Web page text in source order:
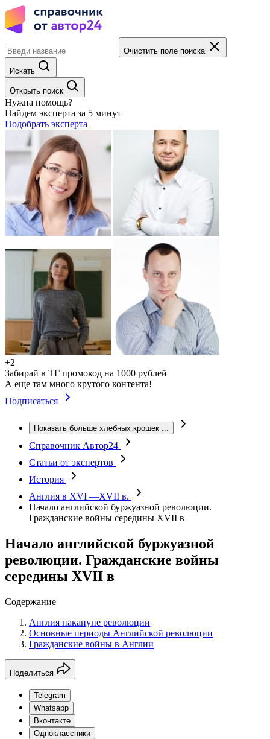
Очистить поле поиска
Искать
Открыть поиск
Нужна помощь?
Найдем эксперта за 5 минут
Подобрать эксперта
+2
Забирай в ТГ промокод на 1000 рублей
А еще там много крутого контента!
Подписаться
Показать больше хлебных крошек ...
Справочник Автор24
Статьи от экспертов
История
Англия в XVI —XVII в.
Начало английской буржуазной революции.
Гражданские войны середины XVII в
Начало английской буржуазной
революции. Гражданские войны
середины XVII в
Содержание
Англия накануне революции
Основные периоды Английской революции
Гражданские войны в Англии
Поделиться
Telegram
Whatsapp
Вконтакте
Одноклассники